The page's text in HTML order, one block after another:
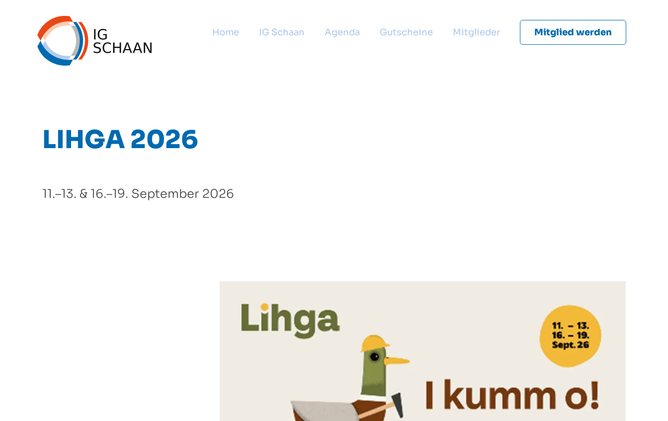
Home IG Schaan Agenda Gutscheine Mitglieder Mitglied werden
LIHGA 2026
11.–13. & 16.–19. September 2026